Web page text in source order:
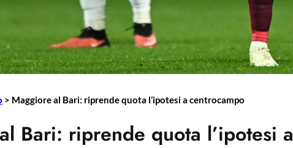
> Maggiore al Bari: riprende quota l’ipotesi a centrocampo
Bari: riprende quota l’ipotesi a